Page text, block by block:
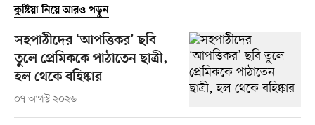
কুষ্টিয়া নিয়ে আরও পড়ুন
সহপাঠীদের ‘আপত্তিকর’ ছবি
তুলে প্রেমিককে পাঠাতেন ছাত্রী,
হল থেকে বহিষ্কার
০৭ আগস্ট ২০২৬